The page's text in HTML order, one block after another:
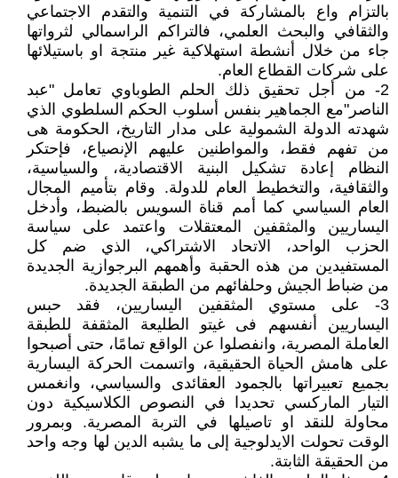
بالتزام واع بالمشاركة في التنمية والتقدم الاجتماعي
والثقافي والبحث العلمي، فالتراكم الراسمالي لثرواتها
جاء من خلال أنشطة استهلاكية غير منتجة او باستيلائها
على شركات القطاع العام.
2- من أجل تحقيق ذلك الحلم الطوباوي تعامل "عبد
الناصر"مع الجماهير بنفس أسلوب الحكم السلطوي الذي
شهدته الدولة الشمولية على مدار التاريخ، الحكومة هى
من تفهم فقط، والمواطنين عليهم الإنصياع، فإحتكر
النظام إعادة تشكيل البنية الاقتصادية، والسياسية،
والثقافية، والتخطيط العام للدولة. وقام بتأميم المجال
العام السياسي كما أمم قناة السويس بالضبط، وأدخل
اليساريين والمثقفين المعتقلات واعتمد على سياسة
الحزب الواحد، الاتحاد الاشتراكي، الذي ضم كل
المستفيدين من هذه الحقبة وأهمهم البرجوازية الجديدة
من ضباط الجيش وحلفائهم من الطبقة الجديدة.
3- على مستوي المثقفين اليساريين، فقد حبس
اليساريين أنفسهم فى غيتو الطليعة المثقفة للطبقة
العاملة المصرية، وانفصلوا عن الواقع تمامًا، حتى أصبحوا
على هامش الحياة الحقيقية، واتسمت الحركة اليسارية
بجميع تعبيراتها بالجمود العقائدى والسياسي، وانغمس
التيار الماركسي تحديدا في النصوص الكلاسيكية دون
محاولة للنقد او تاصيلها في التربة المصرية. وبمرور
الوقت تحولت الايدلوجية إلى ما يشبه الدين لها وجه واحد
من الحقيقة الثابتة.